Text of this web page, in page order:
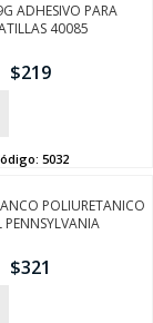
ADHESIVO PARA
40085
$219
5032
POLIURETANICO
$321